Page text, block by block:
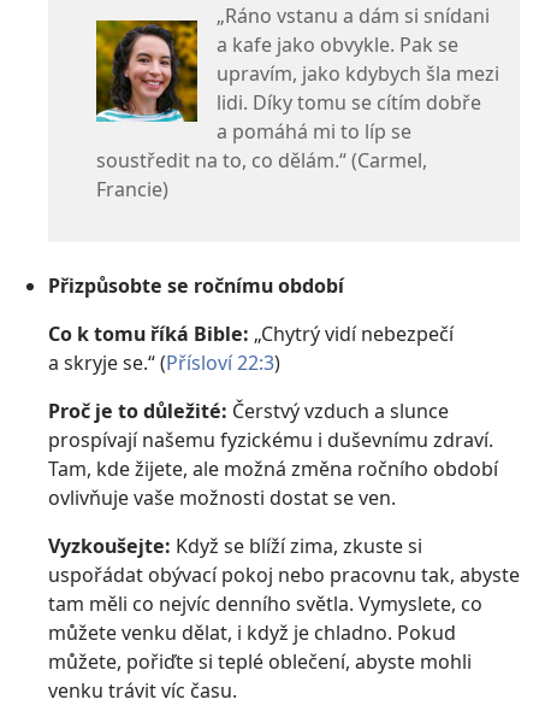
„Ráno vstanu a dám si snídani
a kafe jako obvykle. Pak se
upravím, jako kdybych šla mezi
lidi. Díky tomu se cítím dobře
a pomáhá mi to líp se
soustředit na to, co dělám.“ (Carmel,
Francie)
Přizpůsobte se ročnímu období
Co k tomu říká Bible: „Chytrý vidí nebezpečí
a skryje se.“ (Přísloví 22:3)
Proč je to důležité: Čerstvý vzduch a slunce
prospívají našemu fyzickému i duševnímu zdraví.
Tam, kde žijete, ale možná změna ročního období
ovlivňuje vaše možnosti dostat se ven.
Vyzkoušejte: Když se blíží zima, zkuste si
uspořádat obývací pokoj nebo pracovnu tak, abyste
tam měli co nejvíc denního světla. Vymyslete, co
můžete venku dělat, i když je chladno. Pokud
můžete, pořiďte si teplé oblečení, abyste mohli
venku trávit víc času.